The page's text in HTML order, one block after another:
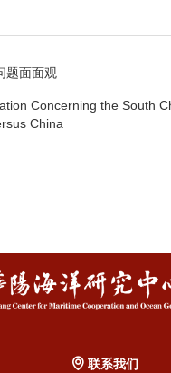
题面面观
Concerning the South
China
联系我们